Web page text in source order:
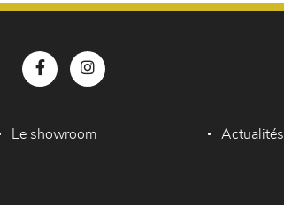
Le showroom Actualités